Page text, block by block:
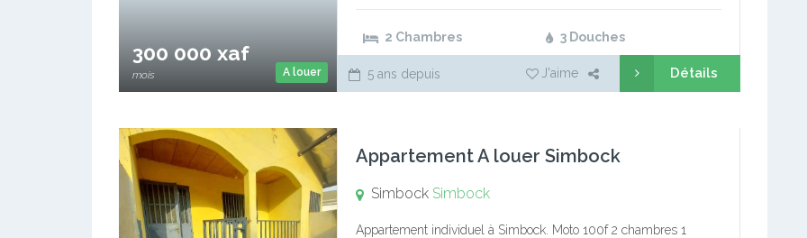
A louer
300 000 xaf
mois
2 Chambres
3 Douches
5 ans depuis J'aime Détails
Appartement A louer Simbock
Simbock Simbock
Appartement individuel à Simbock. Moto 100f 2 chambres 1